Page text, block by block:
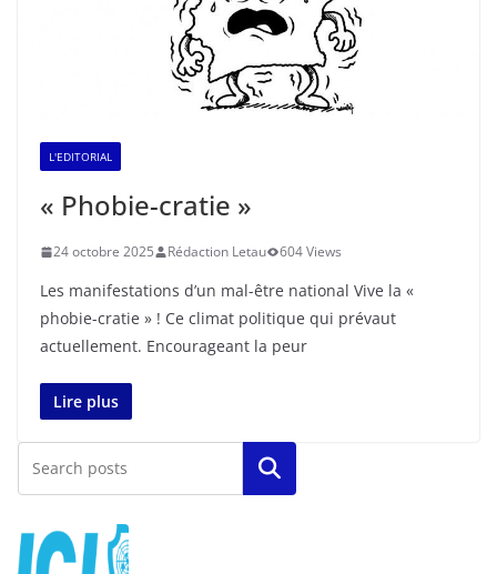
L'EDITORIAL
« Phobie-cratie »
24 octobre 2025 Rédaction Letau 604 Views
Les manifestations d’un mal-être national Vive la «
phobie-cratie » ! Ce climat politique qui prévaut
actuellement. Encourageant la peur
Lire plus
Rechercher